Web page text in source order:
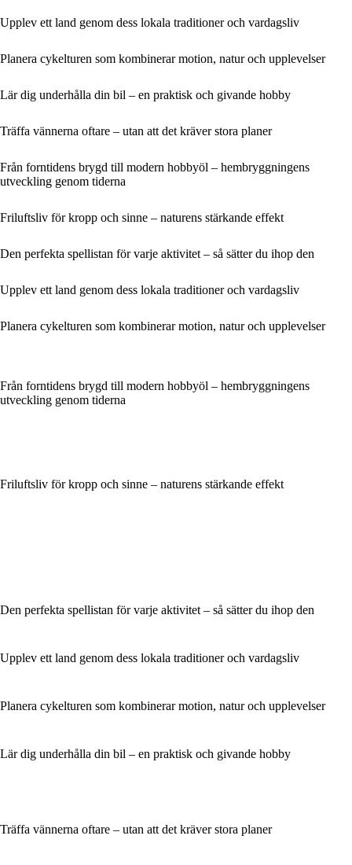
Upplev ett land genom dess lokala traditioner och vardagsliv
Planera cykelturen som kombinerar motion, natur och upplevelser
Lär dig underhålla din bil – en praktisk och givande hobby
Träffa vännerna oftare – utan att det kräver stora planer
Från forntidens brygd till modern hobbyöl – hembryggningens
utveckling genom tiderna
Friluftsliv för kropp och sinne – naturens stärkande effekt
Den perfekta spellistan för varje aktivitet – så sätter du ihop den
Upplev ett land genom dess lokala traditioner och vardagsliv
Planera cykelturen som kombinerar motion, natur och upplevelser
Från forntidens brygd till modern hobbyöl – hembryggningens
utveckling genom tiderna
Friluftsliv för kropp och sinne – naturens stärkande effekt
Den perfekta spellistan för varje aktivitet – så sätter du ihop den
Upplev ett land genom dess lokala traditioner och vardagsliv
Planera cykelturen som kombinerar motion, natur och upplevelser
Lär dig underhålla din bil – en praktisk och givande hobby
Träffa vännerna oftare – utan att det kräver stora planer